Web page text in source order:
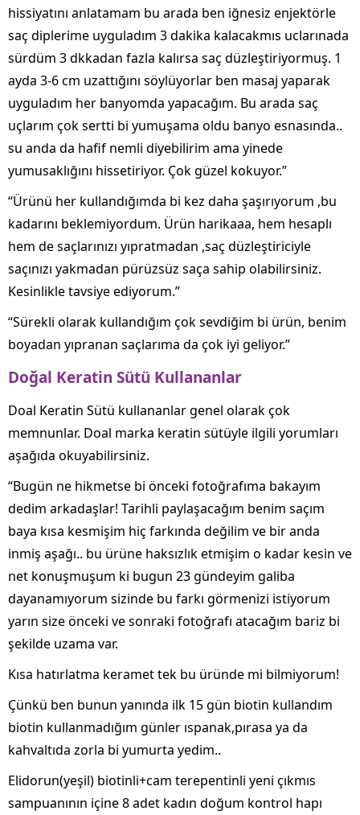
hissiyatını anlatamam bu arada ben iğnesiz enjektörle
saç diplerime uyguladım 3 dakika kalacakmıs uclarınada
sürdüm 3 dkkadan fazla kalırsa saç düzleştiriyormuş. 1
ayda 3-6 cm uzattığını söylüyorlar ben masaj yaparak
uyguladım her banyomda yapacağım. Bu arada saç
uçlarım çok sertti bi yumuşama oldu banyo esnasında..
su anda da hafif nemli diyebilirim ama yinede
yumusaklığını hissetiriyor. Çok güzel kokuyor.”
“Ürünü her kullandığımda bi kez daha şaşırıyorum ,bu
kadarını beklemiyordum. Ürün harikaaa, hem hesaplı
hem de saçlarınızı yıpratmadan ,saç düzleştiriciyle
saçınızı yakmadan pürüzsüz saça sahip olabilirsiniz.
Kesinlikle tavsiye ediyorum.”
“Sürekli olarak kullandığım çok sevdiğim bi ürün, benim
boyadan yıpranan saçlarıma da çok iyi geliyor.”
Doğal Keratin Sütü Kullananlar
Doal Keratin Sütü kullananlar genel olarak çok
memnunlar. Doal marka keratin sütüyle ilgili yorumları
aşağıda okuyabilirsiniz.
“Bugün ne hikmetse bi önceki fotoğrafıma bakayım
dedim arkadaşlar! Tarihli paylaşacağım benim saçım
baya kısa kesmişim hiç farkında değilim ve bir anda
inmiş aşağı.. bu ürüne haksızlık etmişim o kadar kesin ve
net konuşmuşum ki bugun 23 gündeyim galiba
dayanamıyorum sizinde bu farkı görmenizi istiyorum
yarın size önceki ve sonraki fotoğrafı atacağım bariz bi
şekilde uzama var.
Kısa hatırlatma keramet tek bu üründe mi bilmiyorum!
Çünkü ben bunun yanında ilk 15 gün biotin kullandım
biotin kullanmadığım günler ıspanak,pırasa ya da
kahvaltıda zorla bi yumurta yedim..
Elidorun(yeşil) biotinli+cam terepentinli yeni çıkmıs
sampuanının içine 8 adet kadın doğum kontrol hapı